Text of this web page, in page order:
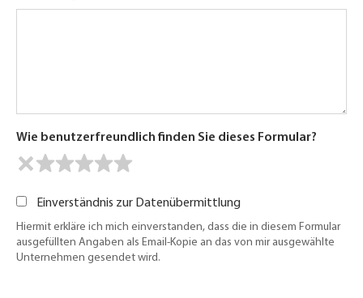
Wie benutzerfreundlich finden Sie dieses Formular?
Einverständnis zur Datenübermittlung
Hiermit erkläre ich mich einverstanden, dass die in diesem Formular
ausgefüllten Angaben als Email-Kopie an das von mir ausgewählte
Unternehmen gesendet wird.